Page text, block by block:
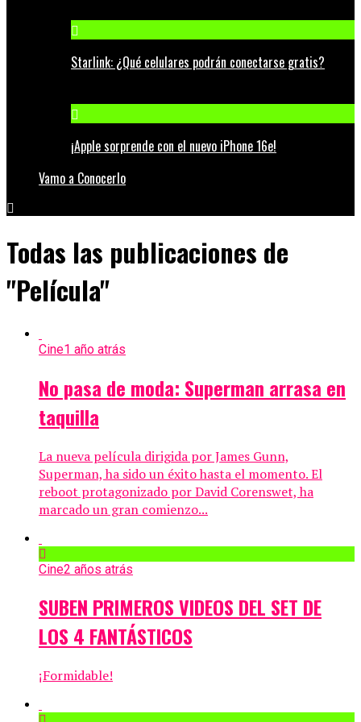
Starlink: ¿Qué celulares podrán conectarse gratis?
¡Apple sorprende con el nuevo iPhone 16e!
Vamo a Conocerlo
Todas las publicaciones de
"Película"
Cine1 año atrás
No pasa de moda: Superman arrasa en
taquilla
La nueva película dirigida por James Gunn,
Superman, ha sido un éxito hasta el momento. El
reboot protagonizado por David Corenswet, ha
marcado un gran comienzo...
Cine2 años atrás
SUBEN PRIMEROS VIDEOS DEL SET DE
LOS 4 FANTÁSTICOS
¡Formidable!